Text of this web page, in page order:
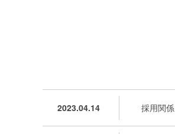
2023.04.14 採用関係